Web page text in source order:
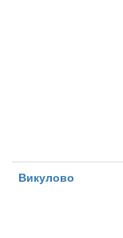
Викулово